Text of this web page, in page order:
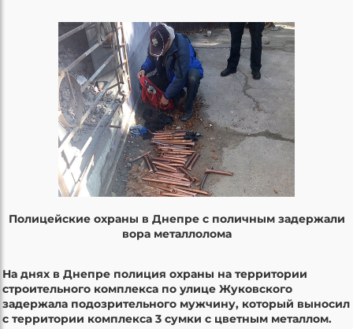
Полицейские охраны в Днепре с поличным задержали
вора металлолома
На днях в Днепре полиция охраны на территории
строительного комплекса по улице Жуковского
задержала подозрительного мужчину, который выносил
с территории комплекса 3 сумки с цветным металлом.